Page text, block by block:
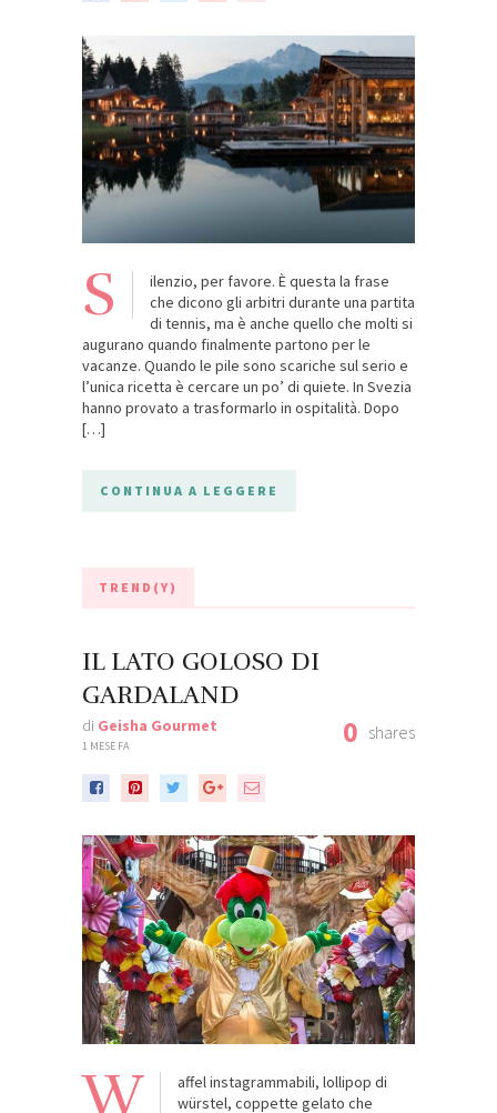
S
ilenzio, per favore. È questa la frase
che dicono gli arbitri durante una partita
di tennis, ma è anche quello che molti si
augurano quando finalmente partono per le
vacanze. Quando le pile sono scariche sul serio e
l’unica ricetta è cercare un po’ di quiete. In Svezia
hanno provato a trasformarlo in ospitalità. Dopo
[…]
CONTINUA A LEGGERE
TREND(Y)
IL LATO GOLOSO DI
GARDALAND
di Geisha Gourmet
1 MESE FA 0 shares
W
affel instagrammabili, lollipop di
würstel, coppette gelato che